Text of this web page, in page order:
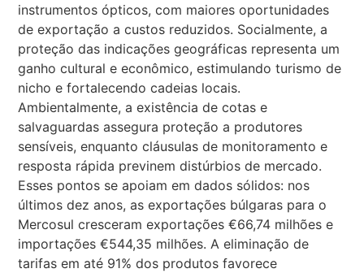
instrumentos ópticos, com maiores oportunidades
de exportação a custos reduzidos. Socialmente, a
proteção das indicações geográficas representa um
ganho cultural e econômico, estimulando turismo de
nicho e fortalecendo cadeias locais.
Ambientalmente, a existência de cotas e
salvaguardas assegura proteção a produtores
sensíveis, enquanto cláusulas de monitoramento e
resposta rápida previnem distúrbios de mercado.
Esses pontos se apoiam em dados sólidos: nos
últimos dez anos, as exportações búlgaras para o
Mercosul cresceram exportações €66,74 milhões e
importações €544,35 milhões. A eliminação de
tarifas em até 91% dos produtos favorece